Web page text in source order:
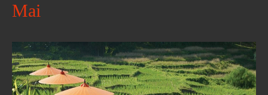
Mai